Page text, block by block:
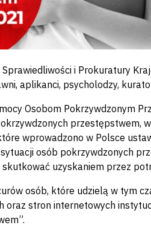
i Prokuratury
aplikanci, psycholodzy,
Osobom Pokrzywdzonym
przestępstwem,
wprowadzono w Polsce
osób pokrzywdzonych
skutkować uzyskaniem przez
osób, które udzielą w tym
stron internetowych